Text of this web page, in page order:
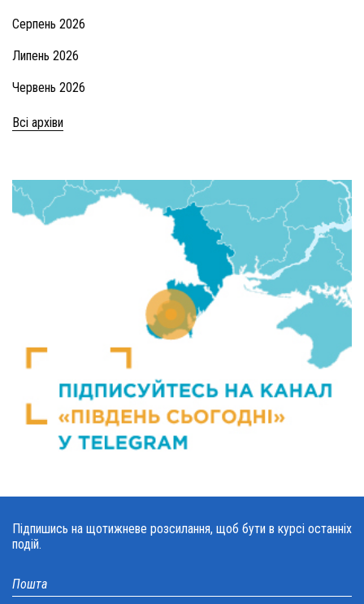
Серпень 2026
Липень 2026
Червень 2026
Всі архіви
Підпишись на щотижневе розсилання, щоб бути в курсі останніх
подій.